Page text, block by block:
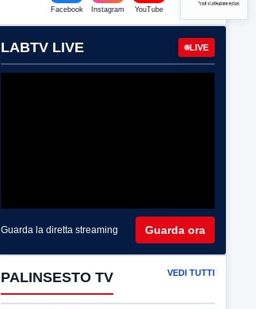
Facebook Instagram YouTube
LABTV LIVE LIVE
Guarda la diretta streaming Guarda ora
PALINSESTO TV VEDI TUTTI